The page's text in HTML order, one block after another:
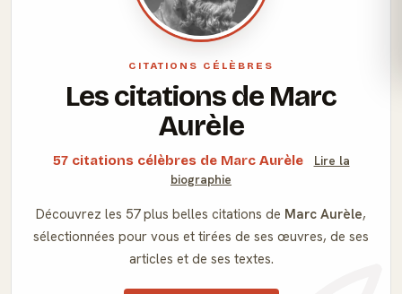
CITATIONS CÉLÈBRES
Les citations de Marc
Aurèle
57 citations célèbres de Marc Aurèle
Lire la
biographie
Découvrez les 57 plus belles citations de Marc Aurèle,
sélectionnées pour vous et tirées de ses œuvres, de ses
articles et de ses textes.